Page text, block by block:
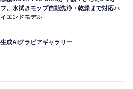
フ。水拭きモップ自動洗浄・乾燥まで対応ハ
イエンドモデル
生成AIグラビアギャラリー